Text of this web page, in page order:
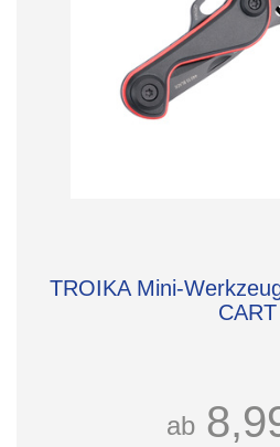
TROIKA Mini-
CART
ab